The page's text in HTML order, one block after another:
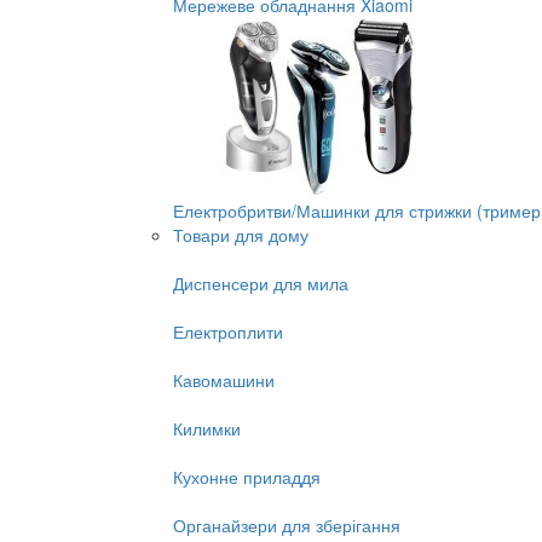
Мережеве обладнання Xiaomi
Електробритви/Машинки для стрижки
Товари для дому
Диспенсери для мила
Електроплити
Кавомашини
Килимки
Кухонне приладдя
Органайзери для зберігання